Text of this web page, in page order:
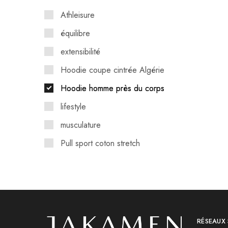
Athleisure
équilibre
extensibilité
Hoodie coupe cintrée Algérie
Hoodie homme près du corps
lifestyle
musculature
Pull sport coton stretch
Sweat homme coton lycra